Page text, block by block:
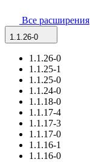
Все расширения
1.1.26-0
1.1.26-0
1.1.25-1
1.1.25-0
1.1.24-0
1.1.18-0
1.1.17-4
1.1.17-3
1.1.17-0
1.1.16-1
1.1.16-0